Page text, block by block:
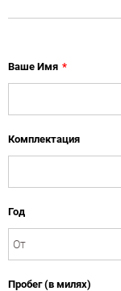
Ваше Имя *
Комплектация
Год
Пробег (в милях)